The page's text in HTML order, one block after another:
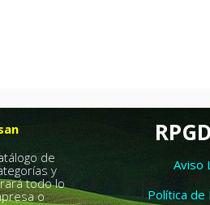
de
y
todo lo
o
Aviso
Política de